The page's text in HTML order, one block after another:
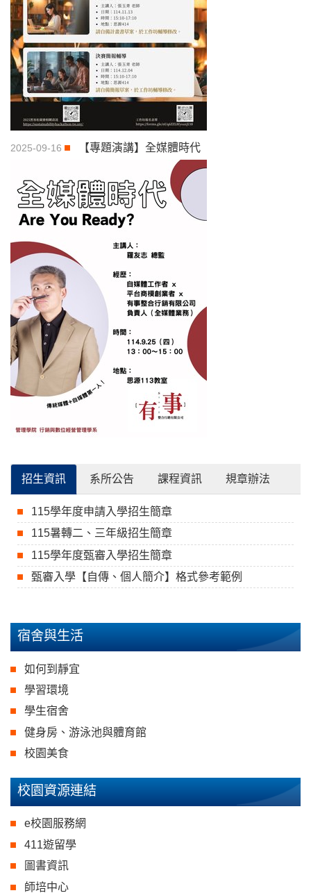
2025-09-16 【專題演講】全媒體時代
招生資訊 系所公告 課程資訊 規章辦法
115學年度申請入學招生簡章
115暑轉二、三年級招生簡章
115學年度甄審入學招生簡章
甄審入學【自傳、個人簡介】格式參考範例
宿舍與生活
如何到靜宜
學習環境
學生宿舍
健身房、游泳池與體育館
校園美食
校園資源連結
e校園服務網
411遊留學
圖書資訊
師培中心